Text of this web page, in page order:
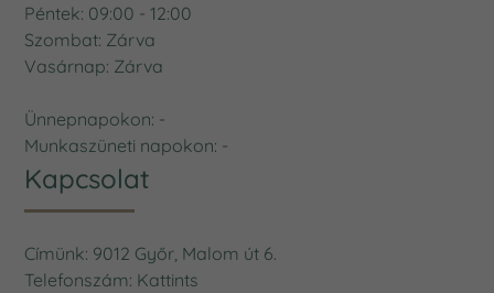
Péntek: 09:00 - 12:00
Szombat: Zárva
Vasárnap: Zárva
Ünnepnapokon: -
Munkaszüneti napokon: -
Kapcsolat
Címünk: 9012 Győr, Malom út 6.
Telefonszám: Kattints